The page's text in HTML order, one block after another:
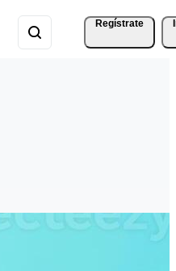
Regístrate